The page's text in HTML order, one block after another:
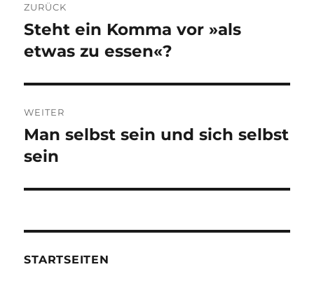
ZURÜCK
Vorheriger
Beitrag:
Steht ein Komma vor »als
etwas zu essen«?
WEITER
Nächster
Beitrag:
Man selbst sein und sich selbst
sein
STARTSEITEN